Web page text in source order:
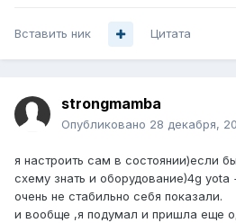
Вставить ник Цитата
strongmamba
Опубликовано 28 декабря,
я настроить сам в состоянии)если
схему знать и оборудование)4g yota
очень не стабильно себя показали.
и вообще ,я подумал и пришла еще